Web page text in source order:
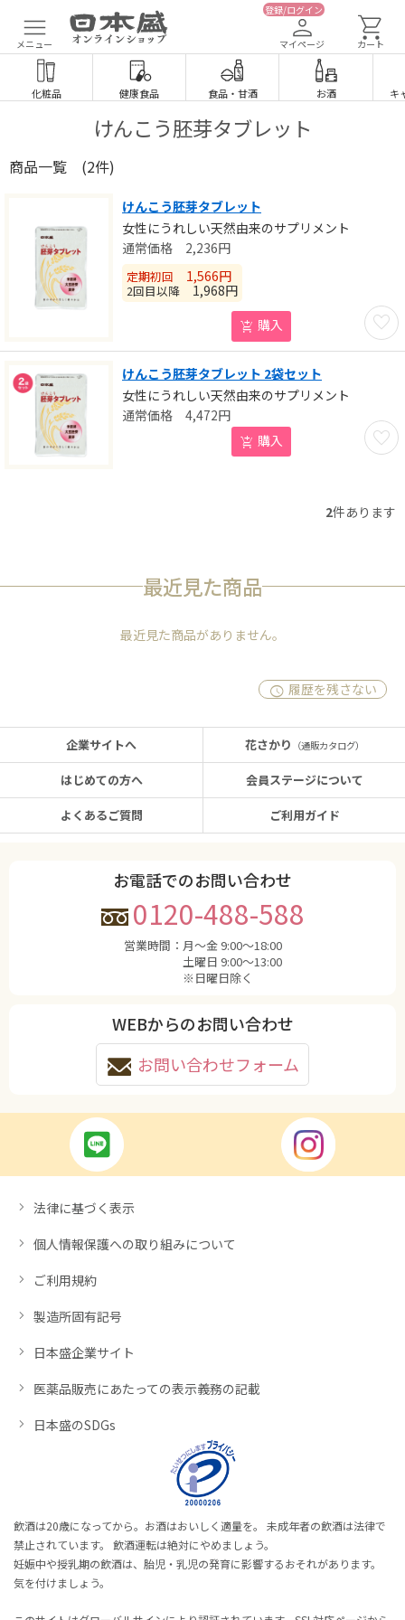
メニュー
登録/ログイン
マイページ カート
化粧品 健康食品 食品・ 甘酒 お酒 キ
けんこう胚芽タブレット
商品一覧 (2件)
けんこう胚芽タブレット
女性にうれしい天然由来のサプリメント
お気
2,236円
定期初回 1,566円
2回目以降 1,968円
購入
けんこう胚芽タブレット 2袋セット
女性にうれしい天然由来のサプリメント
お気
4,472円
購入
2件あります
最近見た商品
最近見た商品がありません。
履歴を残さない
企業サイトへ
はじめての方へ
よくあるご質問
花さかり （通販カタログ）
会員ステージについて
ご利用ガイド
お電話でのお問い合わせ
0120-488-588
営業時間： 月〜金 9:00〜18:00
土曜日 9:00〜13:00
※日曜日除く
WEBからのお問い合わせ
お問い合わせフォーム
法律に基づく表示
個人情報保護への取り組みについて
ご利用規約
製造所固有記号
日本盛企業サイト
医薬品販売にあたっての表示義務の記載
日本盛のSDGs
飲酒は20歳になってから。お酒はおいしく適量を。 未成年者の飲酒は法律で
禁止されています。 飲酒運転は絶対にやめましょう。
妊娠中や授乳期の飲酒は、胎児・乳児の発育に影響するおそれがあります。
気を付けましょう。